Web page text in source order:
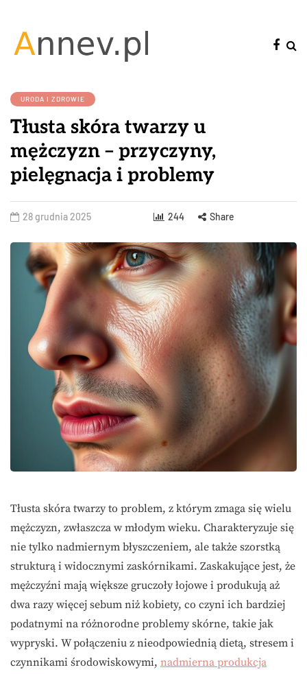
URODA I ZDROWIE
Tłusta skóra twarzy u
mężczyzn – przyczyny,
pielęgnacja i problemy
28 grudnia 2025 244 Share
Tłusta skóra twarzy to problem, z którym zmaga się wielu
mężczyzn, zwłaszcza w młodym wieku. Charakteryzuje się
nie tylko nadmiernym błyszczeniem, ale także szorstką
strukturą i widocznymi zaskórnikami. Zaskakujące jest, że
mężczyźni mają większe gruczoły łojowe i produkują aż
dwa razy więcej sebum niż kobiety, co czyni ich bardziej
podatnymi na różnorodne problemy skórne, takie jak
wypryski. W połączeniu z nieodpowiednią dietą, stresem i
czynnikami środowiskowymi, nadmierna produkcja